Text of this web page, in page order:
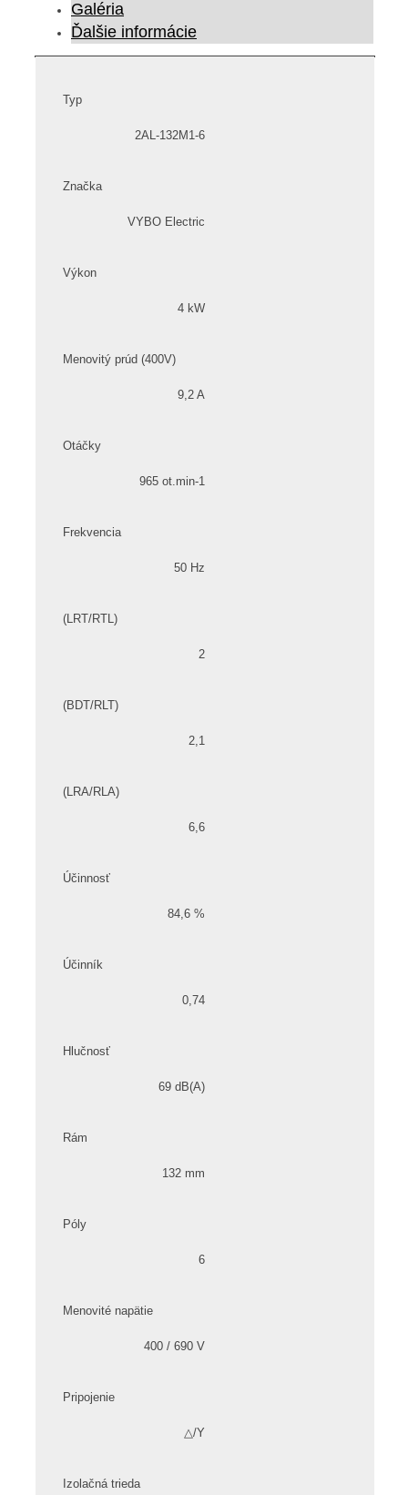
Galéria
Ďalšie informácie
Typ
2AL-132M1-6
Značka
VYBO Electric
Výkon
4 kW
Menovitý prúd (400V)
9,2 A
Otáčky
965 ot.min-1
Frekvencia
50 Hz
(LRT/RTL)
2
(BDT/RLT)
2,1
(LRA/RLA)
6,6
Účinnosť
84,6 %
Účinník
0,74
Hlučnosť
69 dB(A)
Rám
132 mm
Póly
6
Menovité napätie
400 / 690 V
Pripojenie
△/Y
Izolačná trieda